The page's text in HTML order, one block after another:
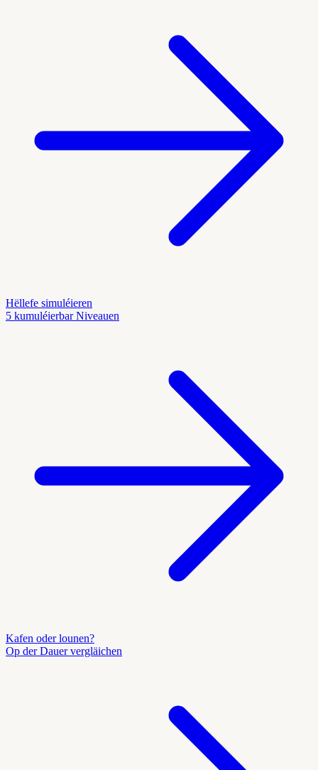
Hëllefe simuléieren
5 kumuléierbar Niveauen
Kafen oder lounen?
Op der Dauer vergläichen